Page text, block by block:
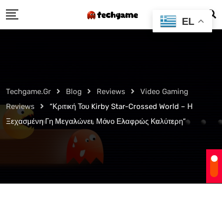
to
Techgame.gr Blog Reviews
Video Gaming
Reviews
“Κριτική Του Kirby Star-Crossed World – Η
Ξεχασμένη Γη Μεγαλώνει, Μόνο Ελαφρώς Καλύτερη”
EL